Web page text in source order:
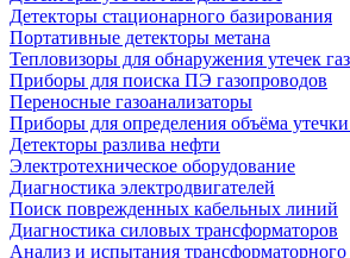
Детекторы стационарного базирования
Портативные детекторы метана
Тепловизоры для обнаружения утечек
Приборы для поиска ПЭ газопроводов
Переносные газоанализаторы
Приборы для определения объёма
Детекторы разлива нефти
Электротехническое оборудование
Диагностика электродвигателей
Поиск поврежденных кабельных линий
Диагностика силовых трансформаторов
Анализ и испытания трансформаторного